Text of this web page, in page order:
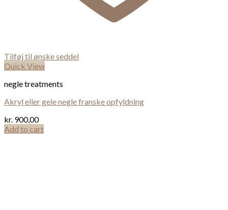
Tilføj til ønske seddel
Quick View
negle treatments
Akryl eller gele negle franske opfyldning
kr. 900,00
Add to cart